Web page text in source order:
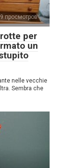
просмотров
per
un
nelle vecchie
Sembra che